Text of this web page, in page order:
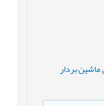
ماشین بردار